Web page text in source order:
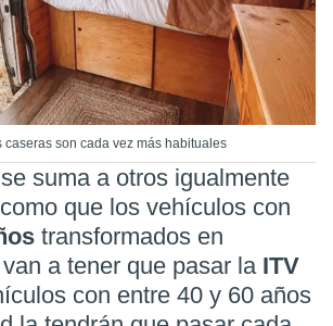
caseras son cada vez más habituales
suma a otros igualmente
que los vehículos con
transformados en
a tener que pasar la ITV
con entre 40 y 60 años